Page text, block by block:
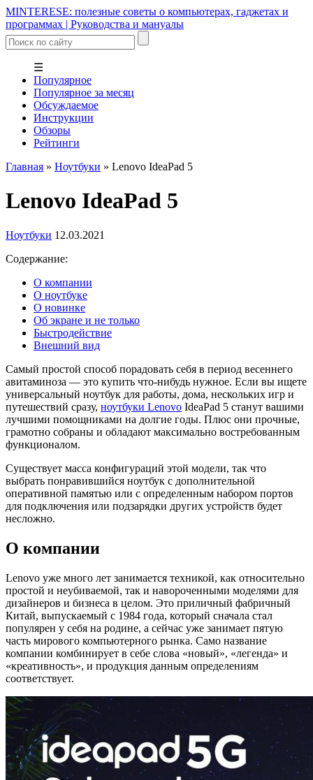
MINTERESE: полезные советы о компьютерах, гаджетах и
программах | Руководства и мануалы
☰
Популярное
Популярное за месяц
Обсуждаемое
Инструкции
Обзоры
Рейтинги
Главная » Ноутбуки » Lenovo IdeaPad 5
Lenovo IdeaPad 5
Ноутбуки 12.03.2021
Содержание:
О компании
О ноутбуке
О новинке
Об экране и не только
Быстродействие
Внешний вид
Самый простой способ порадовать себя в период весеннего
авитаминоза — это купить что-нибудь нужное. Если вы ищете
универсальный ноутбук для работы, дома, нескольких игр и
путешествий сразу, ноутбуки Lenovo IdeaPad 5 станут вашими
лучшими помощниками на долгие годы. Плюс они прочные,
грамотно собраны и обладают максимально востребованным
функционалом.
Существует масса конфигураций этой модели, так что
выбрать понравившийся ноутбук с дополнительной
оперативной памятью или с определенным набором портов
для подключения или подзарядки других устройств будет
несложно.
О компании
Lenovo уже много лет занимается техникой, как относительно
простой и неубиваемой, так и навороченными моделями для
дизайнеров и бизнеса в целом. Это приличный фабричный
Китай, выпускаемый с 1984 года, который сначала стал
популярен у себя на родине, а сейчас уже занимает пятую
часть мирового компьютерного рынка. Само название
компании комбинирует в себе слова «новый», «легенда» и
«креативность», и продукция данным определениям
соответствует.